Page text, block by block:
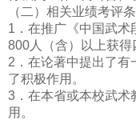
（二）相关业绩考评
1．在推广《中国武术
800人（含）以上获得
2．在论著中提出了有
了积极作用。
3．在本省或本校武术
用。